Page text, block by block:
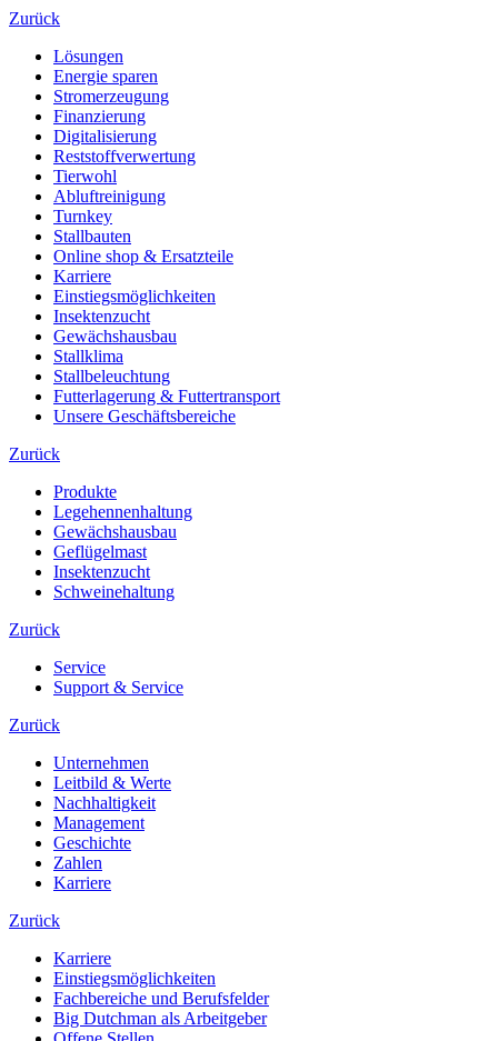
Zurück
Lösungen
Energie sparen
Stromerzeugung
Finanzierung
Digitalisierung
Reststoffverwertung
Tierwohl
Abluftreinigung
Turnkey
Stallbauten
Online shop & Ersatzteile
Karriere
Einstiegsmöglichkeiten
Insektenzucht
Gewächshausbau
Stallklima
Stallbeleuchtung
Futterlagerung & Futtertransport
Unsere Geschäftsbereiche
Zurück
Produkte
Legehennenhaltung
Gewächshausbau
Geflügelmast
Insektenzucht
Schweinehaltung
Zurück
Service
Support & Service
Zurück
Unternehmen
Leitbild & Werte
Nachhaltigkeit
Management
Geschichte
Zahlen
Karriere
Zurück
Karriere
Einstiegsmöglichkeiten
Fachbereiche und Berufsfelder
Big Dutchman als Arbeitgeber